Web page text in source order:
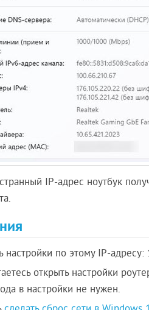
IP-адрес ноутбук
настройки по этому IP-
открыть настройки
в настройки не нужен.